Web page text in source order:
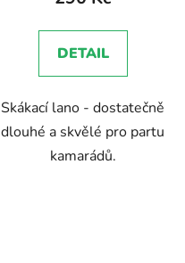
DETAIL
Skákací lano - dostatečně
dlouhé a skvělé pro partu
kamarádů.